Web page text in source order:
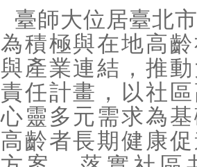
臺師大位居臺北
為積極與在地高
與產業連結，推
責任計畫，以社
心靈多元需求為
高齡者長期健康